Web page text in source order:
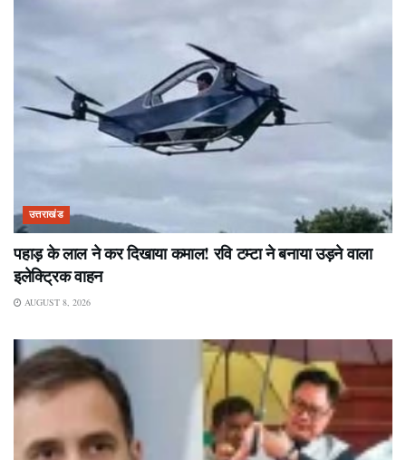
उत्तराखंड
पहाड़ के लाल ने कर दिखाया कमाल! रवि टम्टा ने बनाया उड़ने वाला
इलेक्ट्रिक वाहन
AUGUST 8, 2026